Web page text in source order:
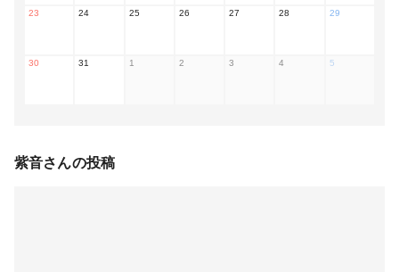
23 24 25 26 27 28 29
30 31 1 2 3 4 5
紫音さんの投稿